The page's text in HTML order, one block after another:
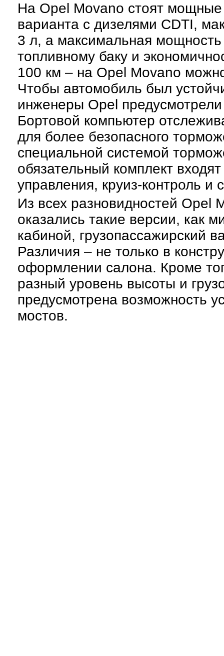
На Opel Movano стоят мощные
варианта с дизелями CDTI,
3 л, а максимальная
топливному баку и
100 км – на Opel Movano
Чтобы автомобиль был
инженеры Opel
Бортовой компьютер
для более безопасного
специальной системой
обязательный комплект
управления, круиз-контроль и
Из всех разновидностей
оказались такие версии, как
кабиной, грузопассажирский
Различия – не только в
оформлении салона. Кроме
разный уровень высоты и
предусмотрена возможность
мостов.